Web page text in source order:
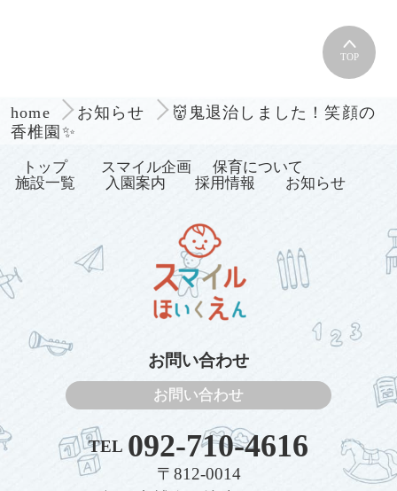
TOP
home お知らせ
👹鬼退治しました！笑顔の
香椎園✨
トップ スマイル企画
保育について
施設一覧
入園案内 採用情報 お知らせ
お問い合わせ
お問い合わせ
TEL 092-710-4616
〒812-0014